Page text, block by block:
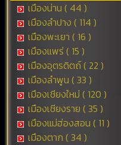
เมืองน่าน ( 44 )
เมืองลำปาง ( 114 )
เมืองพะเยา ( 16 )
เมืองแพร่ ( 15 )
เมืองอุตรดิตถ์ ( 22 )
เมืองลำพูน ( 33 )
เมืองเชียงใหม่ ( 120 )
เมืองเชียงราย ( 35 )
เมืองแม่ฮ่องสอน ( 11 )
เมืองตาก ( 34 )